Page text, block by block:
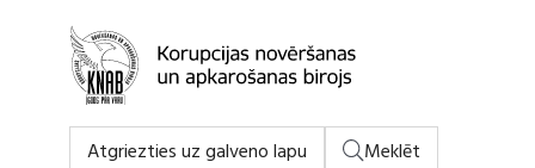
Atgriezties uz galveno lapu
Meklēt